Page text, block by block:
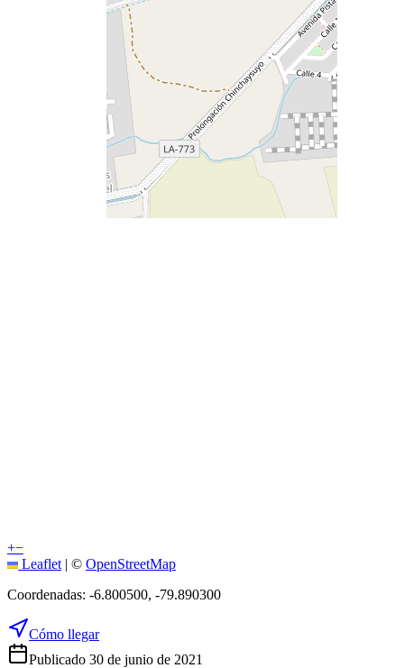
+−
Leaflet | © OpenStreetMap
Coordenadas: -6.800500, -79.890300
Cómo llegar
Publicado 30 de junio de 2021